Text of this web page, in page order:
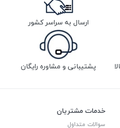
ارسال به سراسر کشور
پشتیبانی و مشاوره رایگان
خدمات مشتریان
سوالات متداول